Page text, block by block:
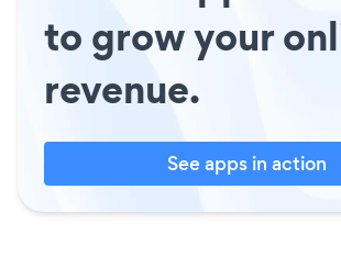
to grow your
revenue.
See apps in action